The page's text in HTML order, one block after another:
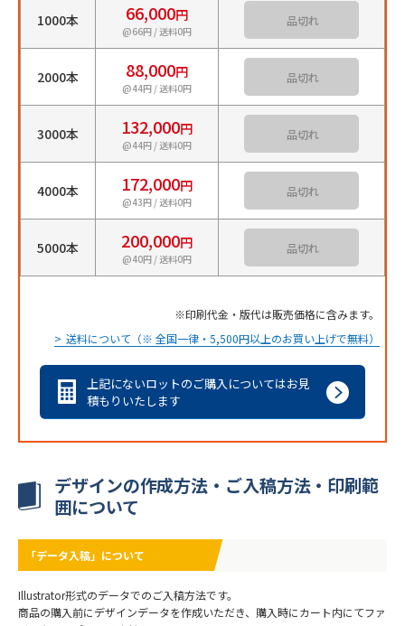
1000本 66,000円
@66円 / 送料0円
カートに入れる
2000本 88,000円
@44円 / 送料0円
カートに入れる
3000本 132,000円
@44円 / 送料0円
カートに入れる
4000本 172,000円
@43円 / 送料0円
カートに入れる
5000本 200,000円
@40円 / 送料0円
カートに入れる
印刷代金・版代は販売価格に含みます。
送料について（※ 全国一律・5,500円以上のお買い上げで無料）
上記にないロットのご購入についてはお見
積もりいたします
デザインの作成方法・ご入稿方法・印刷範
囲について
「データ入稿」について
Illustrator形式のデータでのご入稿方法です。
商品の購入前にデザインデータを作成いただき、購入時にカート内にてファ